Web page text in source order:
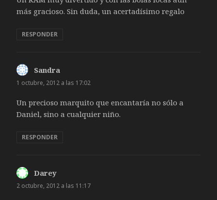
más gracioso. Sin duda, un acertadísimo regalo
RESPONDER
Sandra
1 octubre, 2012 a las 17:02
Un precioso marquito que encantaría no sólo a
Daniel, sino a cualquier niño.
RESPONDER
Darey
2 octubre, 2012 a las 11:17